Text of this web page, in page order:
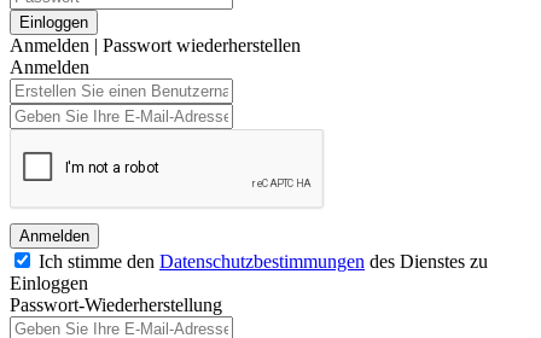
Einloggen
Anmelden | Passwort wiederherstellen
Anmelden
Anmelden
Ich stimme den Datenschutzbestimmungen des Dienstes zu
Einloggen
Passwort-Wiederherstellung